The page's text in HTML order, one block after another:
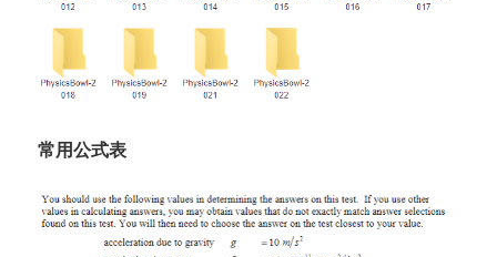
常用公式表